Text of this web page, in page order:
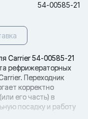
54-00585-21
Carrier 54-00585-21
рефрижераторных
Переходник
корректно
его часть) в
посадку и работу